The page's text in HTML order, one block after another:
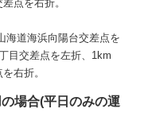
点を右折。
海道海浜向陽台交差点を
目交差点を左折、1km
右折。
場合(平日のみの運